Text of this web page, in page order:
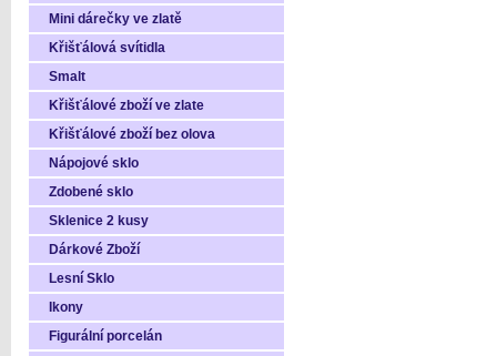
Mini dárečky ve zlatě
Křišťálová svítidla
Smalt
Křišťálové zboží ve zlate
Křišťálové zboží bez olova
Nápojové sklo
Zdobené sklo
Sklenice 2 kusy
Dárkové Zboží
Lesní Sklo
Ikony
Figurální porcelán